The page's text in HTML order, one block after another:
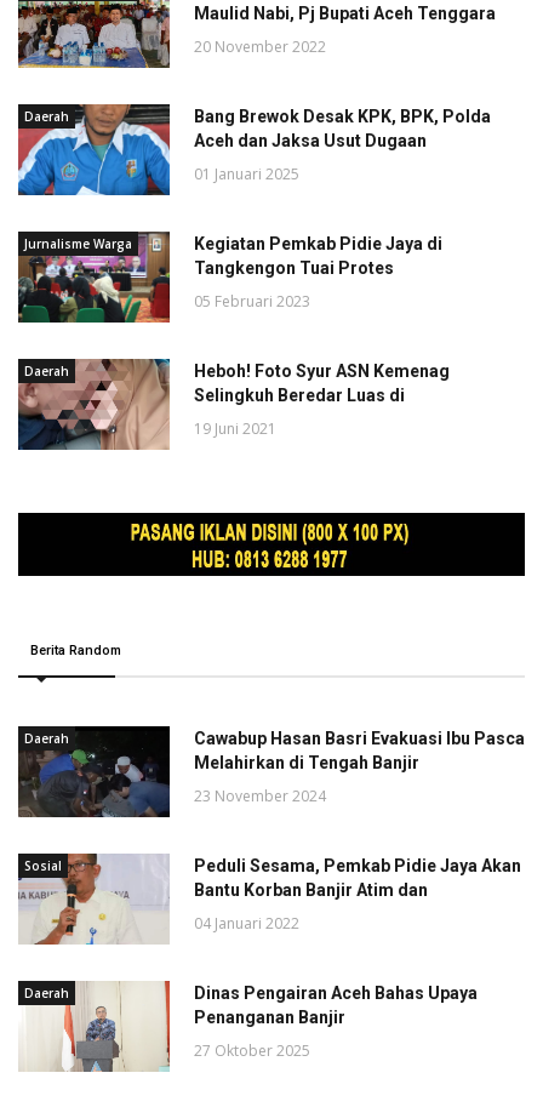
Maulid Nabi, Pj Bupati Aceh Tenggara
20 November 2022
Daerah
Bang Brewok Desak KPK, BPK, Polda
Aceh dan Jaksa Usut Dugaan
01 Januari 2025
Jurnalisme Warga
Kegiatan Pemkab Pidie Jaya di
Tangkengon Tuai Protes
05 Februari 2023
Daerah
Heboh! Foto Syur ASN Kemenag
Selingkuh Beredar Luas di
19 Juni 2021
Berita Random
Daerah
Cawabup Hasan Basri Evakuasi Ibu Pasca
Melahirkan di Tengah Banjir
23 November 2024
Sosial
Peduli Sesama, Pemkab Pidie Jaya Akan
Bantu Korban Banjir Atim dan
04 Januari 2022
Daerah
Dinas Pengairan Aceh Bahas Upaya
Penanganan Banjir
27 Oktober 2025